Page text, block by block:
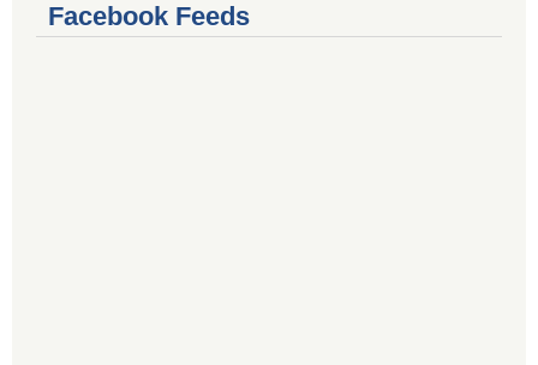
Facebook Feeds